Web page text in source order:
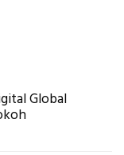
Global